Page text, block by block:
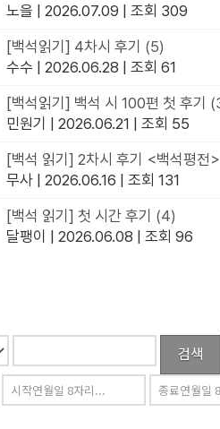
노을 | 2026.07.09 | 조회 309
[백석읽기] 4차시 후기 (5)
수수 | 2026.06.28 | 조회 61
[백석읽기] 백석 시 100편 첫 후기
민원기 | 2026.06.21 | 조회 55
[백석 읽기] 2차시 후기 <백석평전
무사 | 2026.06.16 | 조회 131
[백석 읽기] 첫 시간 후기 (4)
달팽이 | 2026.06.08 | 조회 96
검색